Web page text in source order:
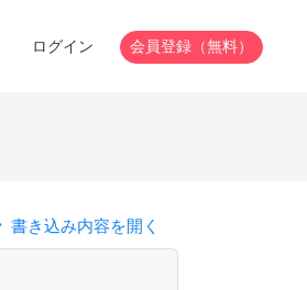
ログイン 会員登録（無料）
書き込み内容を開く